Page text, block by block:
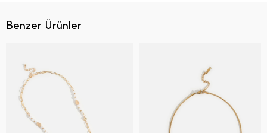
Benzer Ürünler